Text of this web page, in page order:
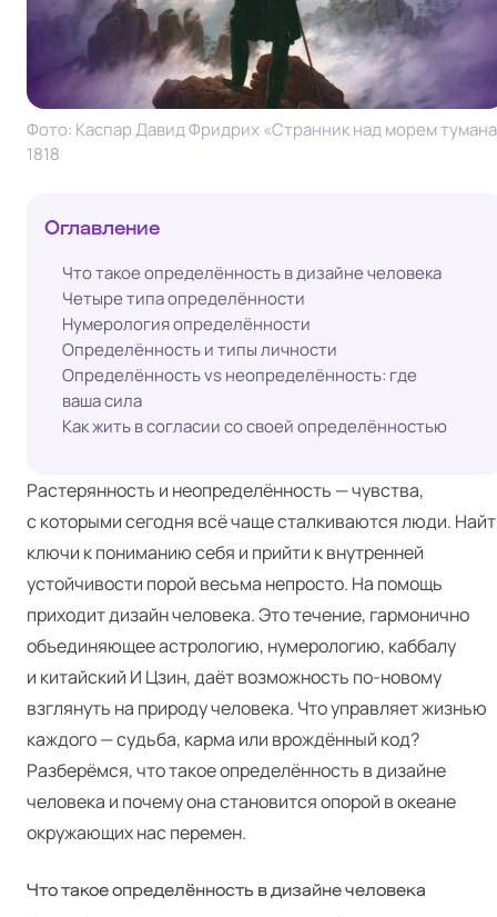
Фото: Каспар Давид Фридрих «Странник над морем
1818
Оглавление
Что такое определённость в дизайне человека
Четыре типа определённости
Нумерология определённости
Определённость и типы личности
Определённость vs неопределённость: где
ваша сила
Как жить в согласии со своей определённостью
Растерянность и неопределённость — чувства,
с которыми сегодня всё чаще сталкиваются люди.
ключи к пониманию себя и прийти к внутренней
устойчивости порой весьма непросто. На помощь
приходит дизайн человека. Это течение, гармонично
объединяющее астрологию, нумерологию, каббалу
и китайский И Цзин, даёт возможность по-новому
взглянуть на природу человека. Что управляет жизнью
каждого — судьба, карма или врождённый код?
Разберёмся, что такое определённость в дизайне
человека и почему она становится опорой в океане
окружающих нас перемен.
Что такое определённость в дизайне человека